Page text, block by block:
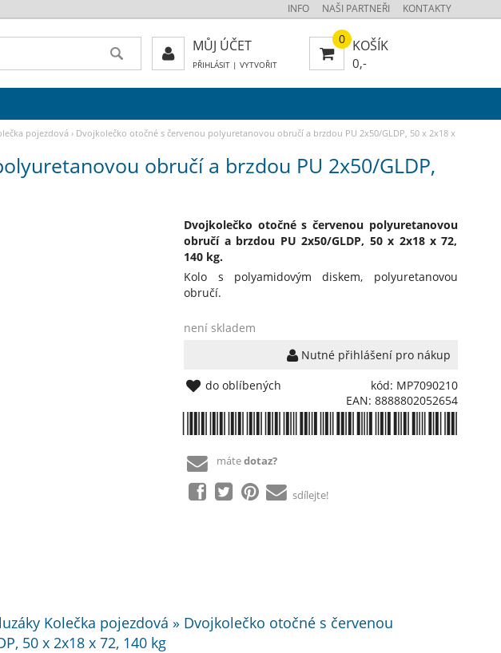
pojezdová › Dvojkolečko otočné s červenou polyuretanovou obručí a brzdou PU 2x50/GLDP, 50 x 2x18 x
obručí a brzdou PU 2x50/GLDP,
Dvojkolečko otočné s červenou polyuretanovou
obručí a brzdou PU 2x50/GLDP, 50 x 2x18 x 72,
140 kg.
Kolo s polyamidovým diskem, polyuretanovou
obručí.
není skladem
Nutné přihlášení pro nákup
kód: MP7090210
EAN: 8888802052654
do oblíbených
mátedotaz?
sdílejte!
Kolečka pojezdová » Dvojkolečko otočné s červenou
50 x 2x18 x 72, 140 kg
INFO NAŠI PARTNEŘI KONTAKTY
0 KOŠÍK
0,-
MŮJ ÚČET
PŘIHLÁSIT| VYTVOŘIT